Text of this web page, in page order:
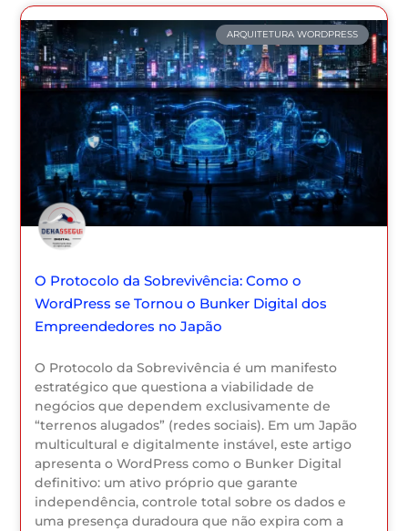
ARQUITETURA WORDPRESS
O Protocolo da Sobrevivência: Como o
WordPress se Tornou o Bunker Digital dos
Empreendedores no Japão
O Protocolo da Sobrevivência é um manifesto
estratégico que questiona a viabilidade de
negócios que dependem exclusivamente de
“terrenos alugados” (redes sociais). Em um Japão
multicultural e digitalmente instável, este artigo
apresenta o WordPress como o Bunker Digital
definitivo: um ativo próprio que garante
independência, controle total sobre os dados e
uma presença duradoura que não expira com a